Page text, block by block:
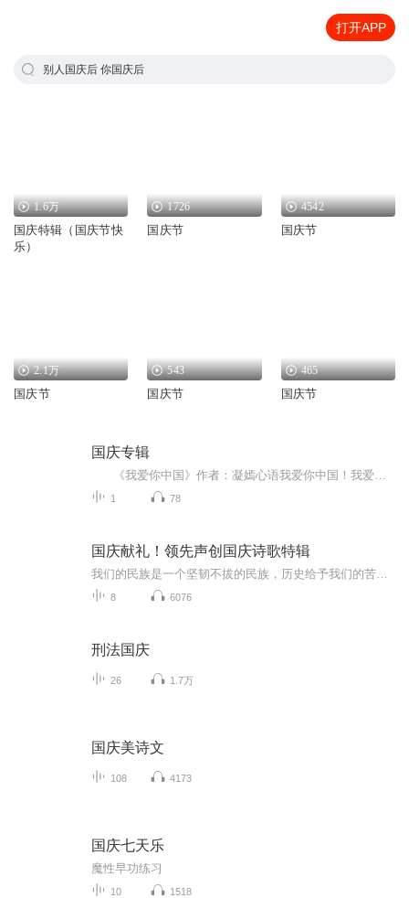
打开APP
别人国庆后 你国庆后
1.6万
国庆特辑（国庆节快
乐）
1726
国庆节
4542
国庆节
2.1万
国庆节
543
国庆节
465
国庆节
国庆专辑
1 78
国庆献礼！领先声创国庆诗歌特辑
8 6076
刑法国庆
26 1.7万
国庆美诗文
108 4173
国庆七天乐
魔性早功练习
10 1518